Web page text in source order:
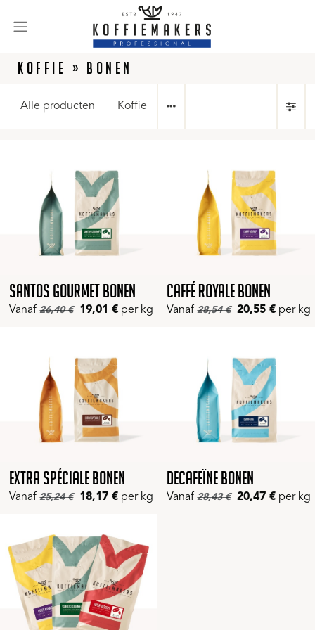
KOFFIE BONEN
Alle producten Koffie
Santos Gourmet bonen
Vanaf 26,40€ 19,01 € per kg
Caffé Royale bonen
Vanaf 28,54€ 20,55 € per kg
Extra Spéciale bonen
Vanaf 25,24€ 18,17 € per kg
Decafeïne bonen
Vanaf 28,43€ 20,47 € per kg